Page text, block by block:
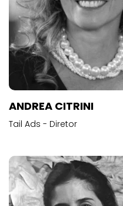
ANDREA CITRINI
Tail Ads - Diretor